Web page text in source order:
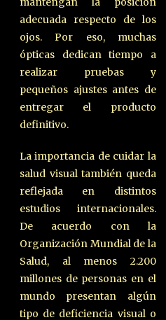
adecuada respecto de los
ojos. Por eso, muchas
ópticas dedican tiempo a
realizar pruebas y
pequeños ajustes antes de
entregar el producto
definitivo.
La importancia de cuidar la
salud visual también queda
reflejada en distintos
estudios internacionales.
De acuerdo con la
Organización Mundial de la
Salud, al menos 2.200
millones de personas en el
mundo presentan algún
tipo de deficiencia visual o